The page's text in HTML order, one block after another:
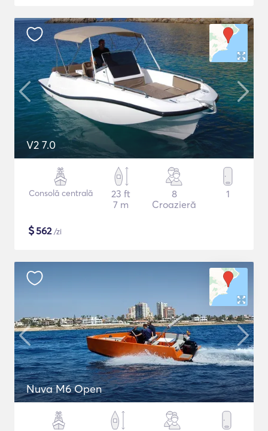
V2 7.0
Consolă centrală
23 ft
7 m
8
Croazieră
1
$562/zi
Nuva M6 Open